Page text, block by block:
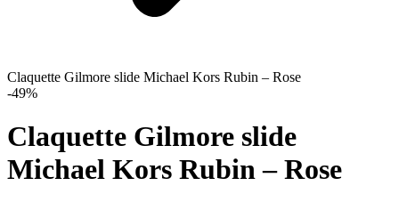
Claquette Gilmore slide Michael Kors Rubin – Rose
-49%
Claquette Gilmore slide
Michael Kors Rubin – Rose